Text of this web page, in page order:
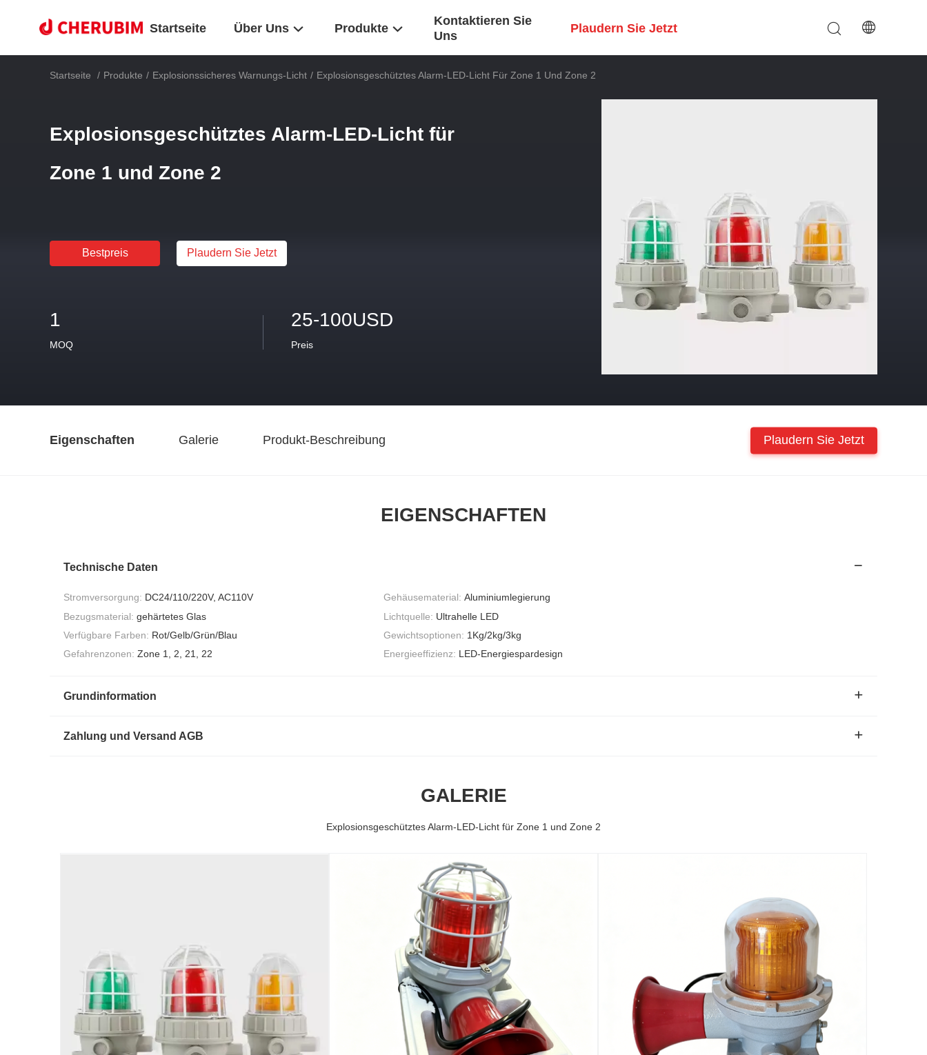
Startseite Über Uns Produkte
Kontaktieren Sie
Uns
Plaudern Sie Jetzt
Startseite / Produkte / Explosionssicheres Warnungs-Licht / Explosionsgeschütztes Alarm-LED-Licht Für Zone 1 Und Zone 2
Explosionsgeschütztes Alarm-LED-Licht für
Zone 1 und Zone 2
Bestpreis Plaudern Sie Jetzt
1
MOQ
25-100USD
Preis
Eigenschaften Galerie Produkt-Beschreibung Plaudern Sie Jetzt
EIGENSCHAFTEN
Technische Daten
Stromversorgung: DC24/110/220V, AC110V Gehäusematerial: Aluminiumlegierung
Bezugsmaterial: gehärtetes Glas Lichtquelle: Ultrahelle LED
Verfügbare Farben: Rot/Gelb/Grün/Blau Gewichtsoptionen: 1Kg/2kg/3kg
Gefahrenzonen: Zone 1, 2, 21, 22 Energieeffizienz: LED-Energiespardesign
Grundinformation
Zahlung und Versand AGB
GALERIE
Explosionsgeschütztes Alarm-LED-Licht für Zone 1 und Zone 2